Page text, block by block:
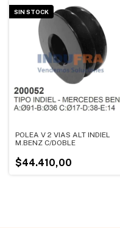
SIN STOCK
POLEA V 2 VIAS ALT INDIEL
M.BENZ C/DOBLE
$44.410,00